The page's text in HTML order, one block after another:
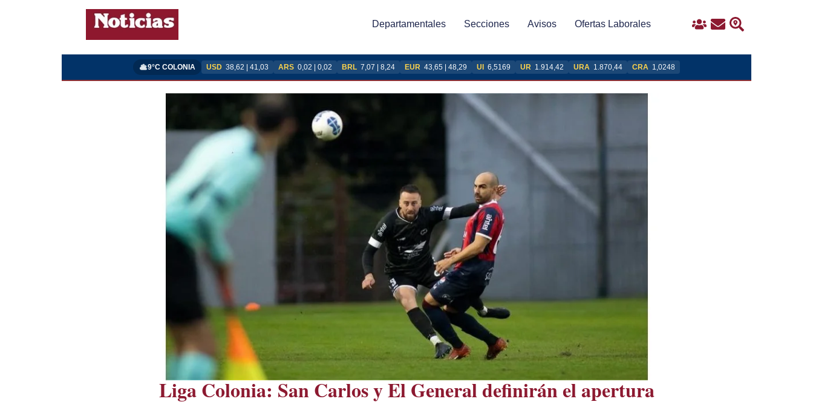
Departamentales Secciones Avisos Ofertas Laborales IngresoContacto
Buscar
9°C COLONIA USD 38,62 | 41,03 ARS 0,02 | 0,02 BRL 7,07 | 8,24 EUR 43,65 | 48,29 UI 6,5169 UR 1.914,42 URA 1.870,44 CRA 1,0248
Liga Colonia: San Carlos y El General definirán el apertura